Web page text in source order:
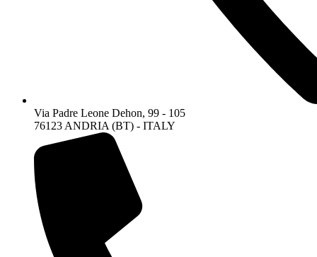
Via Padre Leone Dehon, 99 - 105
76123 ANDRIA (BT) - ITALY